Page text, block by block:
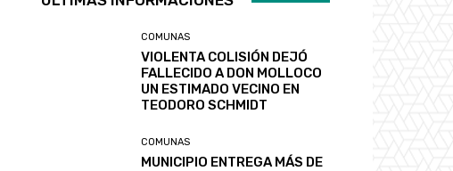
COMUNAS
VIOLENTA COLISIÓN DEJÓ
FALLECIDO A DON MOLLOCO
UN ESTIMADO VECINO EN
TEODORO SCHMIDT
COMUNAS
MUNICIPIO ENTREGA MÁS DE